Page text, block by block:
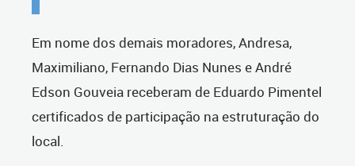
Em nome dos demais moradores, Andresa,
Maximiliano, Fernando Dias Nunes e André
Edson Gouveia receberam de Eduardo Pimentel
certificados de participação na estruturação do
local.